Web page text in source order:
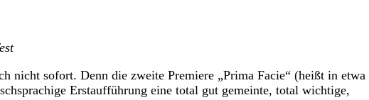
nicht sofort. Denn die zweite Premiere „Prima Facie“ (heißt in etwa
Erstaufführung eine total gut gemeinte, total wichtige,